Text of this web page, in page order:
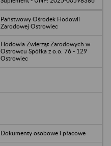
Państwowy Ośrodek Hodowli
Zarodowej Ostrowiec
Hodowla Zwierząt Zarodowych w
Ostrowcu Spółka z o.o. 76 - 129
Ostrowiec
Dokumenty osobowe i płacowe